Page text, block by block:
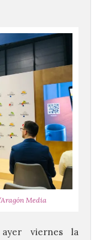
Media
viernes la